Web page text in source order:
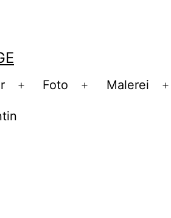
Menü
Foto
Menü
Malerei